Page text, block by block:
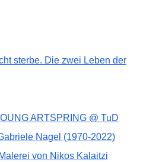
sterbe. Die zwei Leben der
ARTSPRING @ TuD
Nagel (1970-2022)
von Nikos Kalaitzi